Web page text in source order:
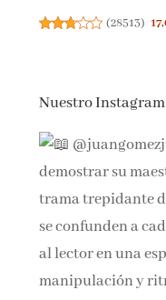
(28513)
Nuestro Instagram